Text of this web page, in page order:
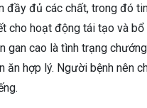
đầy đủ các chất, trong đó
cho hoạt động tái tạo và
gan cao là tình trạng
ăn hợp lý. Người bệnh nên